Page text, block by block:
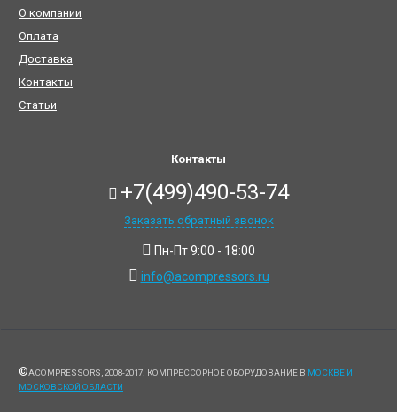
О компании
Оплата
Доставка
Контакты
Статьи
Контакты
+7(499)490-53-74
Заказать обратный звонок
Пн-Пт 9:00 - 18:00
info@acompressors.ru
©ACOMPRESSORS, 2008-2017. КОМПРЕССОРНОЕ ОБОРУДОВАНИЕ В МОСКВЕ И
МОСКОВСКОЙ ОБЛАСТИ